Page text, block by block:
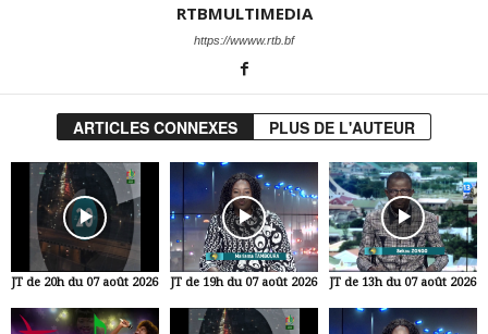
RTBMULTIMEDIA
https://wwww.rtb.bf
ARTICLES CONNEXES PLUS DE L'AUTEUR
JT de 20h du 07 août 2026 JT de 19h du 07 août 2026 JT de 13h du 07 août 2026